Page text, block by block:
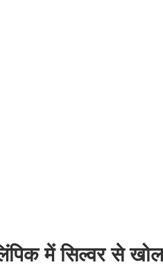
में सिल्वर से